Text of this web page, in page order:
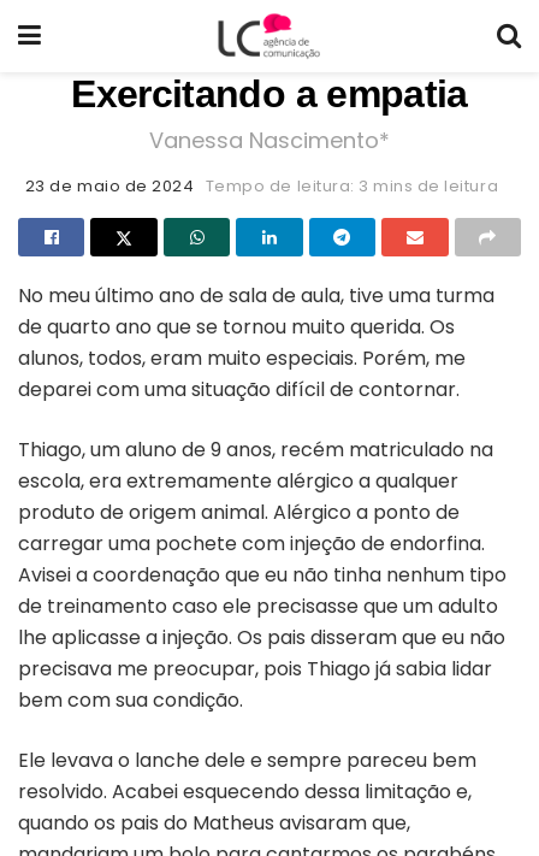
Exercitando a empatia
Vanessa Nascimento*
23 de maio de 2024 Tempo de leitura: 3 mins de leitura
No meu último ano de sala de aula, tive uma turma
de quarto ano que se tornou muito querida. Os
alunos, todos, eram muito especiais. Porém, me
deparei com uma situação difícil de contornar.
Thiago, um aluno de 9 anos, recém matriculado na
escola, era extremamente alérgico a qualquer
produto de origem animal. Alérgico a ponto de
carregar uma pochete com injeção de endorfina.
Avisei a coordenação que eu não tinha nenhum tipo
de treinamento caso ele precisasse que um adulto
lhe aplicasse a injeção. Os pais disseram que eu não
precisava me preocupar, pois Thiago já sabia lidar
bem com sua condição.
Ele levava o lanche dele e sempre pareceu bem
resolvido. Acabei esquecendo dessa limitação e,
quando os pais do Matheus avisaram que,